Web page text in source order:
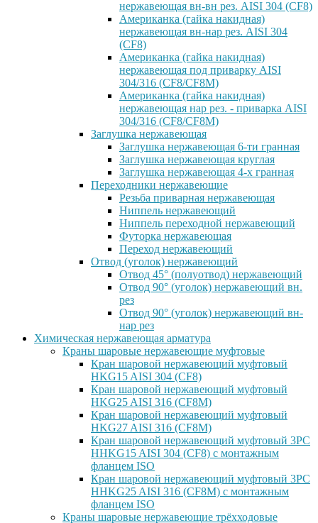
нержавеющая вн-вн рез. AISI 304 (CF8)
Американка (гайка накидная)
нержавеющая вн-нар рез. AISI 304
(CF8)
Американка (гайка накидная)
нержавеющая под приварку AISI
304/316 (CF8/CF8M)
Американка (гайка накидная)
нержавеющая нар рез. - приварка AISI
304/316 (CF8/CF8M)
Заглушка нержавеющая
Заглушка нержавеющая 6-ти гранная
Заглушка нержавеющая круглая
Заглушка нержавеющая 4-х гранная
Переходники нержавеющие
Резьба приварная нержавеющая
Ниппель нержавеющий
Ниппель переходной нержавеющий
Футорка нержавеющая
Переход нержавеющий
Отвод (уголок) нержавеющий
Отвод 45° (полуотвод) нержавеющий
Отвод 90° (уголок) нержавеющий вн.
рез
Отвод 90° (уголок) нержавеющий вн-
нар рез
Химическая нержавеющая арматура
Краны шаровые нержавеющие муфтовые
Кран шаровой нержавеющий муфтовый
HKG15 AISI 304 (CF8)
Кран шаровой нержавеющий муфтовый
HKG25 AISI 316 (CF8M)
Кран шаровой нержавеющий муфтовый
HKG27 AISI 316 (CF8M)
Кран шаровой нержавеющий муфтовый 3PC
HHKG15 AISI 304 (CF8) с монтажным
фланцем ISO
Кран шаровой нержавеющий муфтовый 3PC
HHKG25 AISI 316 (CF8M) с монтажным
фланцем ISO
Краны шаровые нержавеющие трёхходовые